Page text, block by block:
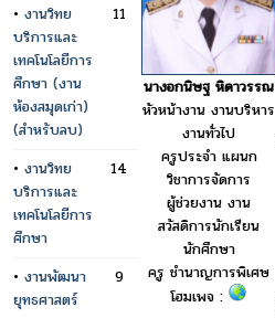
• งานวิทย
บริการและ
เทคโนโลยีการ
ศึกษา (งาน
ห้องสมุดเก่า)
(สำหรับลบ)
11
• งานวิทย
บริการและ
เทคโนโลยีการ
ศึกษา
14
• งานพัฒนา
ยุทธศาสตร์
9
นางอกนิษฐ หิดาวรรณ
หัวหน้างาน งานบริหาร
งานทั่วไป
ครูประจำ แผนก
วิชาการจัดการ
ผู้ช่วยงาน งาน
สวัสดิการนักเรียน
นักศึกษา
ครู ชำนาญการพิเศษ
โฮมเพจ :